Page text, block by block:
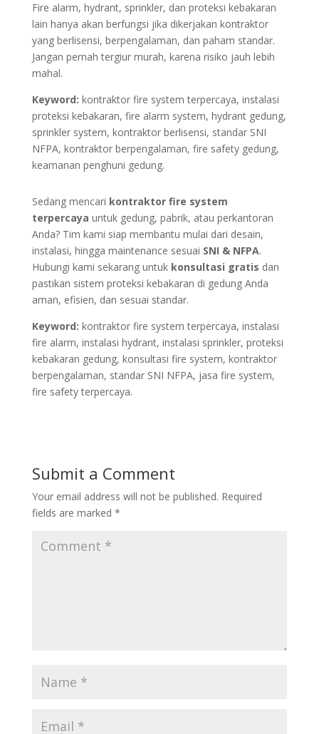
Fire alarm, hydrant, sprinkler, dan proteksi kebakaran
lain hanya akan berfungsi jika dikerjakan kontraktor
yang berlisensi, berpengalaman, dan paham standar.
Jangan pernah tergiur murah, karena risiko jauh lebih
mahal.
Keyword: kontraktor fire system terpercaya, instalasi
proteksi kebakaran, fire alarm system, hydrant gedung,
sprinkler system, kontraktor berlisensi, standar SNI
NFPA, kontraktor berpengalaman, fire safety gedung,
keamanan penghuni gedung.
Sedang mencari kontraktor fire system
terpercaya untuk gedung, pabrik, atau perkantoran
Anda? Tim kami siap membantu mulai dari desain,
instalasi, hingga maintenance sesuai SNI & NFPA.
Hubungi kami sekarang untuk konsultasi gratis dan
pastikan sistem proteksi kebakaran di gedung Anda
aman, efisien, dan sesuai standar.
Keyword: kontraktor fire system terpercaya, instalasi
fire alarm, instalasi hydrant, instalasi sprinkler, proteksi
kebakaran gedung, konsultasi fire system, kontraktor
berpengalaman, standar SNI NFPA, jasa fire system,
fire safety terpercaya.
Submit a Comment
Your email address will not be published. Required
fields are marked *